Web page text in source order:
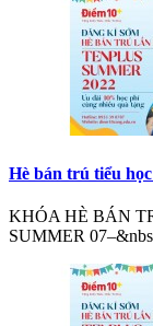
Hè bán trú tiểu
KHÓA HÈ BÁN
SUMMER